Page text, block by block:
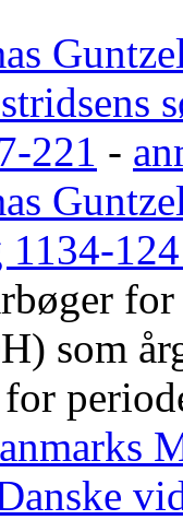
221 -
1134-
som